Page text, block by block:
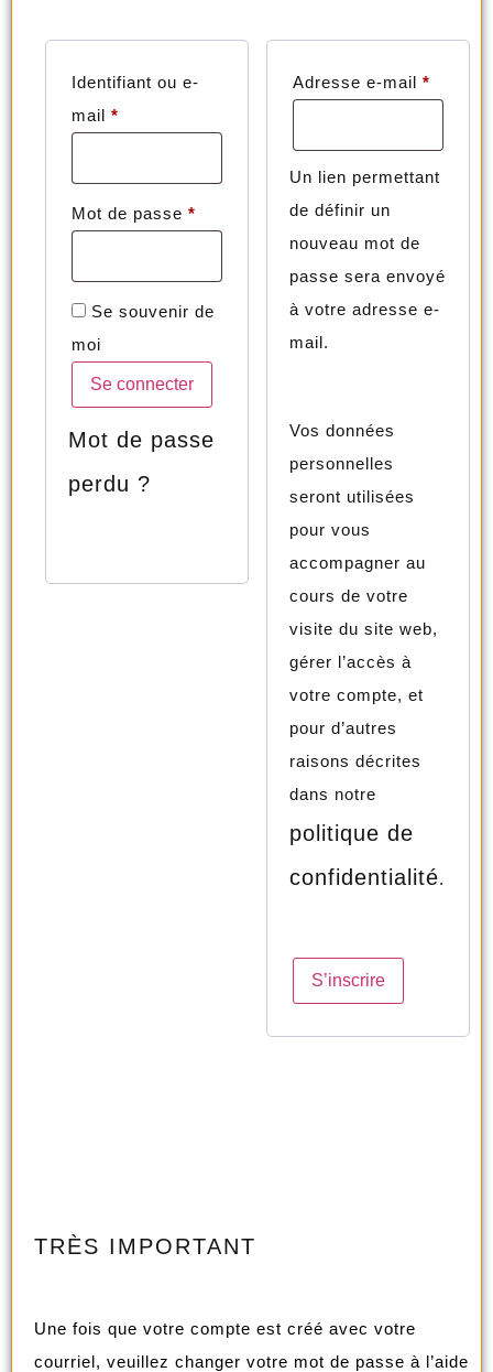
Identifiant ou e-
mail *
Mot de passe *
Se souvenir de
moi
Se connecter
Mot de passe
perdu ?
Adresse e-mail *
Un lien permettant
de définir un
nouveau mot de
passe sera envoyé
à votre adresse e-
mail.
Vos données
personnelles
seront utilisées
pour vous
accompagner au
cours de votre
visite du site web,
gérer l’accès à
votre compte, et
pour d’autres
raisons décrites
dans notre
politique de
confidentialité.
S’inscrire
TRÈS IMPORTANT
Une fois que votre compte est créé avec votre
courriel, veuillez changer votre mot de passe à l’aide